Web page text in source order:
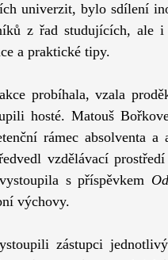
univerzit, bylo sdílení
z řad studujících, ale
a praktické tipy.
probíhala, vzala
hosté. Matouš
rámec absolventa a
vzdělávací
s příspěvkem
výchovy.
zástupci